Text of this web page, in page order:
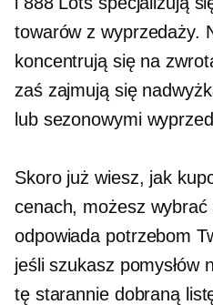
towarów z wyprzedaży.
koncentrują się na
zaś zajmują się
lub sezonowymi
Skoro już wiesz, jak
cenach, możesz
odpowiada potrzebom
jeśli szukasz pomysłów
tę starannie dobraną